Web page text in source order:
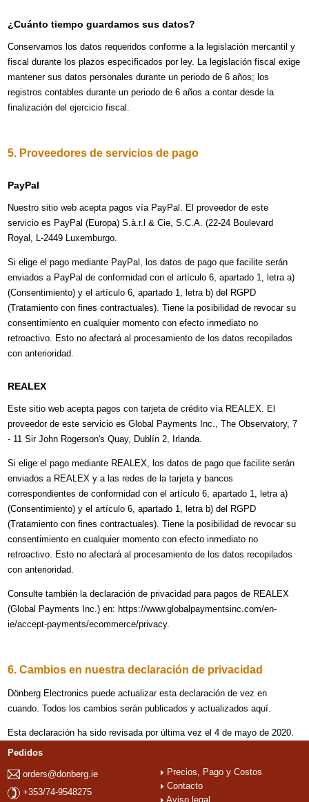
¿Cuánto tiempo guardamos sus datos?
Conservamos los datos requeridos conforme a la legislación mercantil y
fiscal durante los plazos especificados por ley. La legislación fiscal exige
mantener sus datos personales durante un periodo de 6 años; los
registros contables durante un periodo de 6 años a contar desde la
finalización del ejercicio fiscal.
5. Proveedores de servicios de pago
PayPal
Nuestro sitio web acepta pagos vía PayPal. El proveedor de este
servicio es PayPal (Europa) S.à.r.l & Cie, S.C.A. (22-24 Boulevard
Royal, L-2449 Luxemburgo.
Si elige el pago mediante PayPal, los datos de pago que facilite serán
enviados a PayPal de conformidad con el artículo 6, apartado 1, letra a)
(Consentimiento) y el artículo 6, apartado 1, letra b) del RGPD
(Tratamiento con fines contractuales). Tiene la posibilidad de revocar su
consentimiento en cualquier momento con efecto inmediato no
retroactivo. Esto no afectará al procesamiento de los datos recopilados
con anterioridad.
REALEX
Este sitio web acepta pagos con tarjeta de crédito vía REALEX. El
proveedor de este servicio es Global Payments Inc., The Observatory, 7
- 11 Sir John Rogerson's Quay, Dublín 2, Irlanda.
Si elige el pago mediante REALEX, los datos de pago que facilite serán
enviados a REALEX y a las redes de la tarjeta y bancos
correspondientes de conformidad con el artículo 6, apartado 1, letra a)
(Consentimiento) y el artículo 6, apartado 1, letra b) del RGPD
(Tratamiento con fines contractuales). Tiene la posibilidad de revocar su
consentimiento en cualquier momento con efecto inmediato no
retroactivo. Esto no afectará al procesamiento de los datos recopilados
con anterioridad.
Consulte también la declaración de privacidad para pagos de REALEX
(Global Payments Inc.) en: https://www.globalpaymentsinc.com/en-
ie/accept-payments/ecommerce/privacy.
6. Cambios en nuestra declaración de privacidad
Dönberg Electronics puede actualizar esta declaración de vez en
cuando. Todos los cambios serán publicados y actualizados aquí.
Esta declaración ha sido revisada por última vez el 4 de mayo de 2020.
Pedidos
orders@donberg.ie
+353/74-9548275
Precios, Pago y Costos
Contacto
Aviso legal